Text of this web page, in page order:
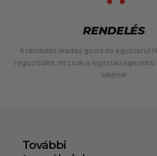
RENDELÉS
A rendelés leadás gyors és egyszerű!
regisztrálni, mi csak a
elkérni!
További